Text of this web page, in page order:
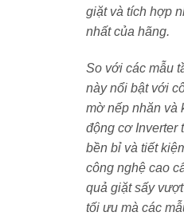
Máy sử dụnghộp tạo bọt
vào sợi vải, đặc biệt hiệu
như cổ áo, tay áo sơ mi,
Mức độ tạo bọt được
lượng đồ giặt – chất
Panasonic tối ưu hiệu quả
Sức mạnh chất tẩy rửa
giặt và tích hợp
nhất của hãng.
So với các mẫu
này nổi bật với
mờ nếp nhăn và
động cơ Inverter
bền bỉ và tiết
công nghệ cao
quả giặt sấy
tối ưu mà các